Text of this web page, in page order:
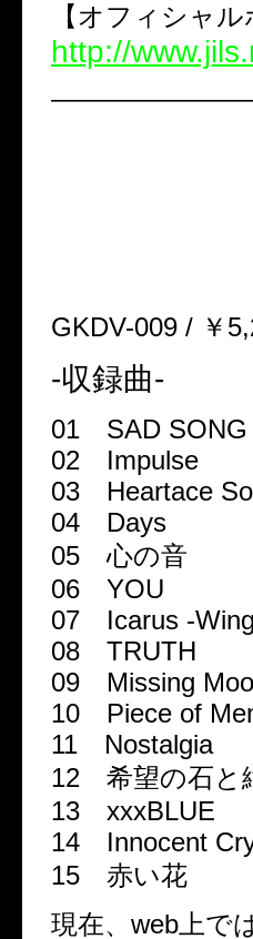
【オフィシャル
http://
GKDV-009 / ￥
-収録曲-
01 SAD SONG
02 Impulse
03 Heartace
04 Days
05 心の音
06 YOU
07 Icarus -
08 TRUTH
09 Missing
10 Piece of
11 Nostalgia
12 希望の石と
13 xxxBLUE
14 Innocent
15 赤い花
現在、web上で